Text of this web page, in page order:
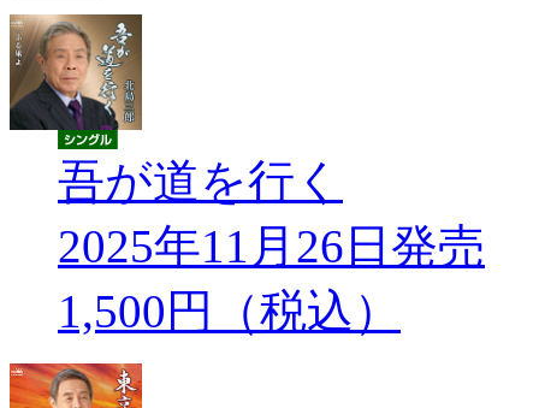
吾が道を行く
2025年11月26日発売
1,500円（税込）